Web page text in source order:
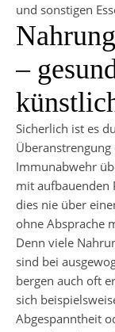
und sonstigen
–
Sicherlich ist es
Immunabwehr
mit aufbauenden
dies nie über
ohne Absprache
Denn viele
sind bei
bergen auch oft
sich
Abgespanntheit